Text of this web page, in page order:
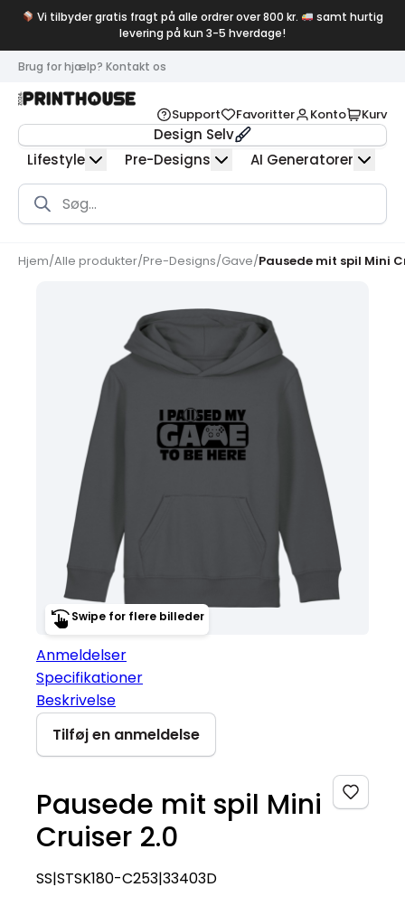
Vi tilbyder gratis fragt på alle ordrer over 800 kr.
samt hurtig
levering på kun 3-5 hverdage!
Brug for hjælp? Kontakt os
Support Favoritter Konto Kurv
Design Selv
Lifestyle
Pre-Designs AI Generatorer
Products
search
Hjem/Alle produkter/Pre-Designs/Gave/Pausede mit spil Mini
Swipe for flere billeder
Anmeldelser
Specifikationer
Beskrivelse
Tilføj en anmeldelse
Pausede mit spil Mini
Cruiser 2.0
SS|STSK180-C253|33403D